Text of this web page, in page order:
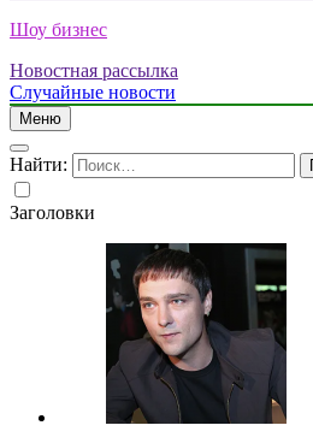
Шоу бизнес
Новостная рассылка
Случайные новости
Меню
Найти:
Заголовки